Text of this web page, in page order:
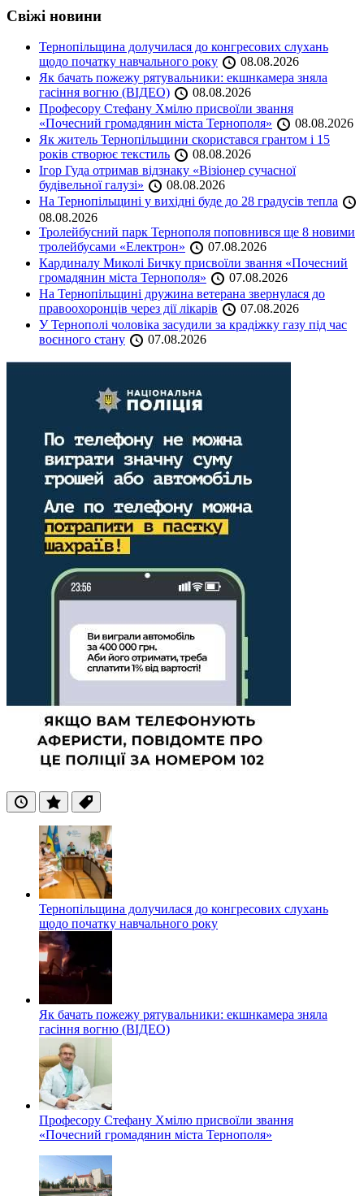
Свіжі новини
Тернопільщина долучилася до конгресових слухань
щодо початку навчального року
08.08.2026
Як бачать пожежу рятувальники: екшнкамера зняла
гасіння вогню (ВІДЕО)
08.08.2026
Професору Стефану Хмілю присвоїли звання
«Почесний громадянин міста Тернополя»
08.08.2026
Як житель Тернопільщини скористався грантом і 15
років створює текстиль
08.08.2026
Ігор Гуда отримав відзнаку «Візіонер сучасної
будівельної галузі»
08.08.2026
На Тернопільщині у вихідні буде до 28 градусів тепла
08.08.2026
Тролейбусний парк Тернополя поповнився ще 8 новими
тролейбусами «Електрон»
07.08.2026
Кардиналу Миколі Бичку присвоїли звання «Почесний
громадянин міста Тернополя»
07.08.2026
На Тернопільщині дружина ветерана звернулася до
правоохоронців через дії лікарів
07.08.2026
У Тернополі чоловіка засудили за крадіжку газу під час
воєнного стану
07.08.2026
ОстанніПопулярні
Теги
Тернопільщина долучилася до конгресових слухань
щодо початку навчального року
Як бачать пожежу рятувальники: екшнкамера зняла
гасіння вогню (ВІДЕО)
Професору Стефану Хмілю присвоїли звання
«Почесний громадянин міста Тернополя»